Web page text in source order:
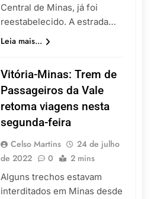
Central de Minas, já foi
reestabelecido. A estrada…
Leia mais...
Vitória-Minas: Trem de
Passageiros da Vale
retoma viagens nesta
segunda-feira
Celso Martins
24 de julho
de 2022
0 2 mins
Alguns trechos estavam
interditados em Minas desde